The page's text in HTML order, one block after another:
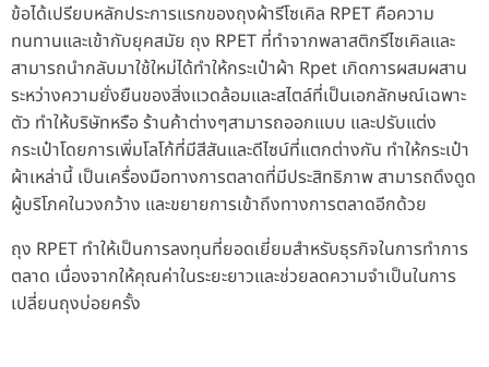
ข้อได้เปรียบหลักประการแรกของถุงผ้ารีโซเคิล RPET คือความ
ทนทานและเข้ากับยุคสมัย ถุง RPET ที่ทำจากพลาสติกรีไซเคิลและ
สามารถนำกลับมาใช้ใหม่ได้ทำให้กระเป๋าผ้า Rpet เกิดการผสมผสาน
ระหว่างความยั่งยืนของสิ่งแวดล้อมและสไตล์ที่เป็นเอกลักษณ์เฉพาะ
ตัว ทำให้บริษัทหรือ ร้านค้าต่างๆสามารถออกแบบ และปรับแต่ง
กระเป๋าโดยการเพิ่มโลโก้ที่มีสีสันและดีไซน์ที่แตกต่างกัน ทำให้กระเป๋า
ผ้าเหล่านี้ เป็นเครื่องมือทางการตลาดที่มีประสิทธิภาพ สามารถดึงดูด
ผู้บริโภคในวงกว้าง และขยายการเข้าถึงทางการตลาดอีกด้วย
ถุง RPET ทำให้เป็นการลงทุนที่ยอดเยี่ยมสำหรับธุรกิจในการทำการ
ตลาด เนื่องจากให้คุณค่าในระยะยาวและช่วยลดความจำเป็นในการ
เปลี่ยนถุงบ่อยครั้ง